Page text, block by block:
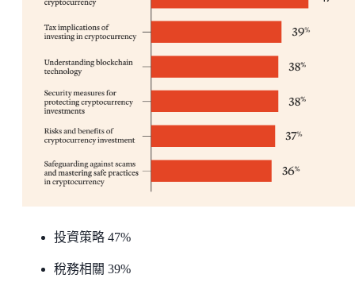
投資策略 47%
稅務相關 39%